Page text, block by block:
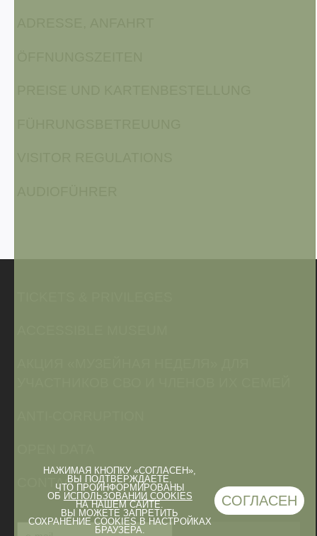
НАЖИМАЯ КНОПКУ «СОГЛАСЕН»,
ВЫ ПОДТВЕРЖДАЕТЕ,
ЧТО ПРОИНФОРМИРОВАНЫ
ОБ ИСПОЛЬЗОВАНИИ COOKIES
НА НАШЕМ САЙТЕ.
ВЫ МОЖЕТЕ ЗАПРЕТИТЬ
СОХРАНЕНИЕ COOKIES В НАСТРОЙКАХ
БРАУЗЕРА.
СОГЛАСЕН
CONTACTS